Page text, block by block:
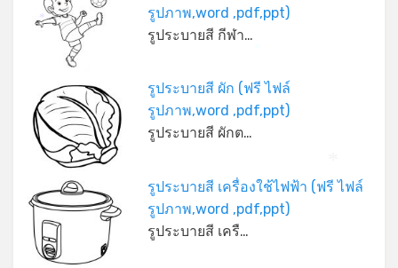
รูปภาพ,word ,pdf,ppt)
รูประบายสี กีฬา…
รูประบายสี ผัก (ฟรี ไฟล์
รูปภาพ,word ,pdf,ppt)
รูประบายสี ผักต…
รูประบายสี เครื่องใช้ไฟฟ้า (ฟรี ไฟล์
รูปภาพ,word ,pdf,ppt)
รูประบายสี เครื…
*
*